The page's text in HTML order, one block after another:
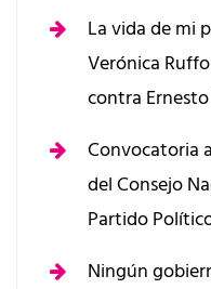
La vida de mi
Verónica
contra
Convocatoria
del Consejo
Partido
Ningún